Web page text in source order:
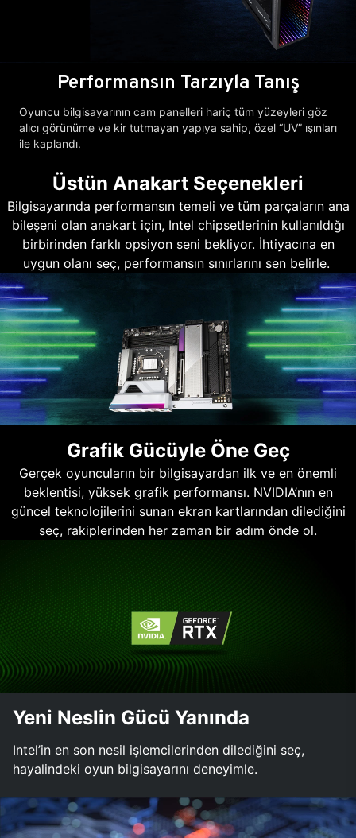
Performansın Tarzıyla Tanış
Oyuncu bilgisayarının cam panelleri hariç tüm yüzeyleri göz
alıcı görünüme ve kir tutmayan yapıya sahip, özel “UV” ışınları
ile kaplandı.
Üstün Anakart Seçenekleri
Bilgisayarında performansın temeli ve tüm parçaların ana
bileşeni olan anakart için, Intel chipsetlerinin kullanıldığı
birbirinden farklı opsiyon seni bekliyor. İhtiyacına en
uygun olanı seç, performansın sınırlarını sen belirle.
Grafik Gücüyle Öne Geç
Gerçek oyuncuların bir bilgisayardan ilk ve en önemli
beklentisi, yüksek grafik performansı. NVIDIA’nın en
güncel teknolojilerini sunan ekran kartlarından dilediğini
seç, rakiplerinden her zaman bir adım önde ol.
Yeni Neslin Gücü Yanında
Intel’in en son nesil işlemcilerinden dilediğini seç,
hayalindeki oyun bilgisayarını deneyimle.